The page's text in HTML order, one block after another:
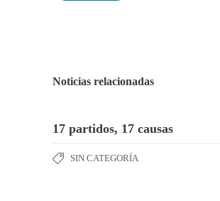
Noticias relacionadas
17 partidos, 17 causas
SIN CATEGORÍA